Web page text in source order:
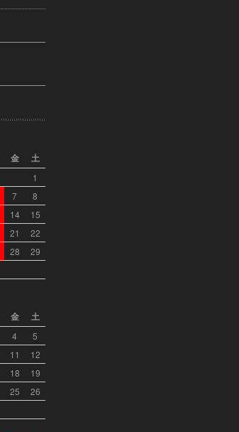
金 土
1
7
8
14
15
21
22
28
29
金 土
4
5
11
12
18
19
25
26